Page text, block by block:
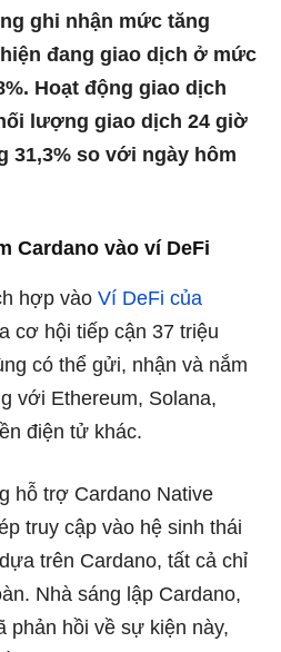
ghi nhận mức tăng
đang giao dịch ở mức
Hoạt động giao dịch
lượng giao dịch 24 giờ
31,3% so với ngày hôm
Cardano vào ví DeFi
hợp vào Ví DeFi của
cơ hội tiếp cận 37 triệu
có thể gửi, nhận và nắm
với Ethereum, Solana,
điện tử khác.
hỗ trợ Cardano Native
truy cập vào hệ sinh thái
trên Cardano, tất cả chỉ
Nhà sáng lập Cardano,
phản hồi về sự kiện này,